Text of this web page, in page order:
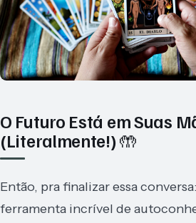
O Futuro Está em Suas
(Literalmente!) 🤲
Então, pra finalizar essa
ferramenta incrível de